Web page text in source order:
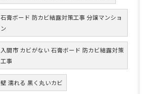
石膏ボード 防カビ結露対策工事 分譲マンショ
ン
入間市 カビがない 石膏ボード 防カビ結露対策
工事
壁 濡れる 黒く丸いカビ